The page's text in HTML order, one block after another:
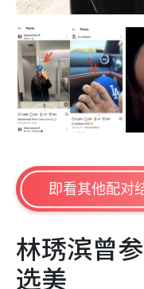
即看其他配对
林琇滨曾
选美